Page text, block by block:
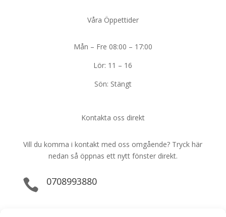
Våra Öppettider
Mån – Fre 08:00 – 17:00
Lör: 11 – 16
Sön: Stängt
Kontakta oss direkt
Vill du komma i kontakt med oss omgående? Tryck här
nedan så öppnas ett nytt fönster direkt.
 0708993880